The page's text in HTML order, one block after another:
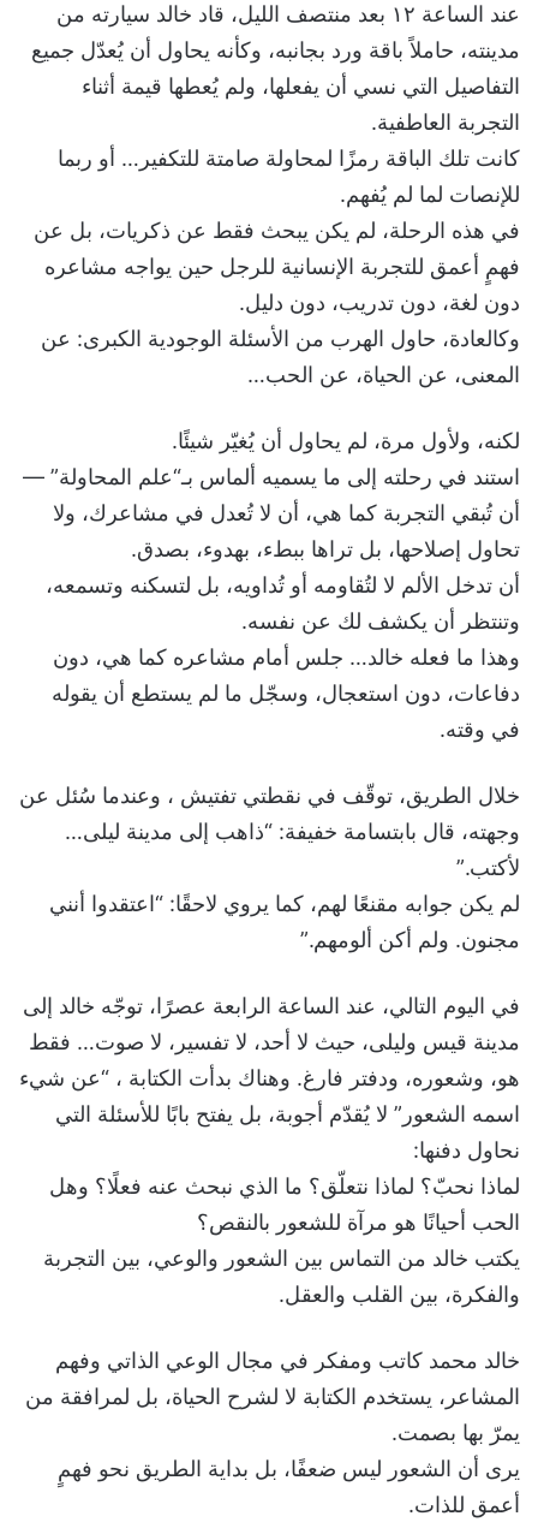
عند الساعة ١٢ بعد منتصف الليل، قاد خالد سيارته من
مدينته، حاملاً باقة ورد بجانبه، وكأنه يحاول أن يُعدّل جميع
التفاصيل التي نسي أن يفعلها، ولم يُعطها قيمة أثناء
التجربة العاطفية.
كانت تلك الباقة رمزًا لمحاولة صامتة للتكفير… أو ربما
للإنصات لما لم يُفهم.
في هذه الرحلة، لم يكن يبحث فقط عن ذكريات، بل عن
فهمٍ أعمق للتجربة الإنسانية للرجل حين يواجه مشاعره
دون لغة، دون تدريب، دون دليل.
وكالعادة، حاول الهرب من الأسئلة الوجودية الكبرى: عن
المعنى، عن الحياة، عن الحب…
لكنه، ولأول مرة، لم يحاول أن يُغيّر شيئًا.
استند في رحلته إلى ما يسميه ألماس بـ“علم المحاولة” —
أن تُبقي التجربة كما هي، أن لا تُعدل في مشاعرك، ولا
تحاول إصلاحها، بل تراها ببطء، بهدوء، بصدق.
أن تدخل الألم لا لتُقاومه أو تُداويه، بل لتسكنه وتسمعه،
وتنتظر أن يكشف لك عن نفسه.
وهذا ما فعله خالد… جلس أمام مشاعره كما هي، دون
دفاعات، دون استعجال، وسجّل ما لم يستطع أن يقوله
في وقته.
خلال الطريق، توقّف في نقطتي تفتيش ، وعندما سُئل عن
وجهته، قال بابتسامة خفيفة: “ذاهب إلى مدينة ليلى…
لأكتب.”
لم يكن جوابه مقنعًا لهم، كما يروي لاحقًا: “اعتقدوا أنني
مجنون. ولم أكن ألومهم.”
في اليوم التالي، عند الساعة الرابعة عصرًا، توجّه خالد إلى
مدينة قيس وليلى، حيث لا أحد، لا تفسير، لا صوت… فقط
هو، وشعوره، ودفتر فارغ. وهناك بدأت الكتابة ، “عن شيء
اسمه الشعور” لا يُقدّم أجوبة، بل يفتح بابًا للأسئلة التي
نحاول دفنها:
لماذا نحبّ؟ لماذا نتعلّق؟ ما الذي نبحث عنه فعلًا؟ وهل
الحب أحيانًا هو مرآة للشعور بالنقص؟
يكتب خالد من التماس بين الشعور والوعي، بين التجربة
والفكرة، بين القلب والعقل.
خالد محمد كاتب ومفكر في مجال الوعي الذاتي وفهم
المشاعر، يستخدم الكتابة لا لشرح الحياة، بل لمرافقة من
يمرّ بها بصمت.
يرى أن الشعور ليس ضعفًا، بل بداية الطريق نحو فهمٍ
أعمق للذات.